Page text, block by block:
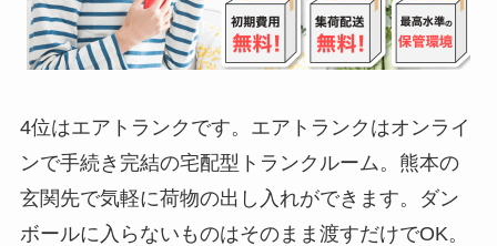
4位はエアトランクです。エアトランクはオンライ
ンで手続き完結の宅配型トランクルーム。熊本の
玄関先で気軽に荷物の出し入れができます。ダン
ボールに入らないものはそのまま渡すだけでOK。